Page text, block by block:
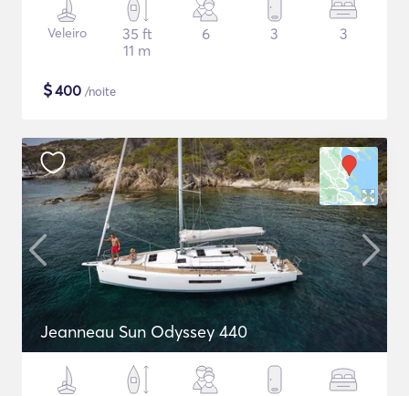
Veleiro
35 ft
11 m
6 3 3
$400 /noite
Jeanneau Sun Odyssey 440